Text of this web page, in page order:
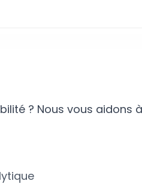
? Nous vous aidons